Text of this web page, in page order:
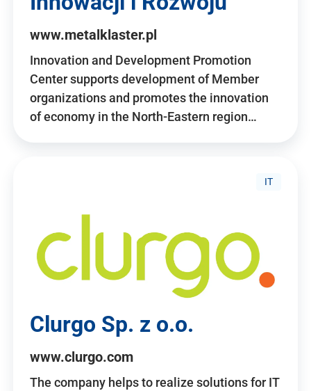
www.metalklaster.pl
Innovation and Development Promotion
Center supports development of Member
organizations and promotes the innovation
of economy in the North-Eastern region…
IT
Clurgo Sp. z o.o.
www.clurgo.com
The company helps to realize solutions for IT